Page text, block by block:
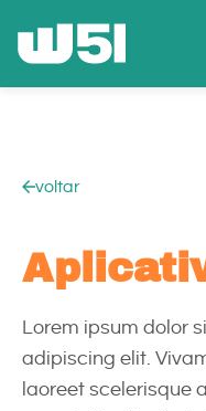
voltar
Lorem ipsum dolor
adipiscing elit.
laoreet scelerisque